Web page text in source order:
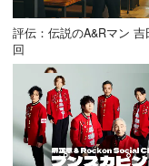
評伝：伝説のA&Rマン
回